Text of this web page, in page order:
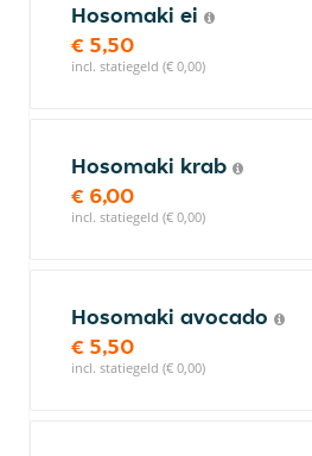
Hosomaki ei
€ 5,50
incl. statiegeld (€ 0,00)
Hosomaki krab
€ 6,00
incl. statiegeld (€ 0,00)
Hosomaki avocado
€ 5,50
incl. statiegeld (€ 0,00)